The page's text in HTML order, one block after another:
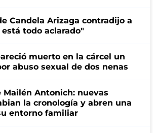
Candela Arizaga contradijo a
está todo aclarado"
muerto en la cárcel un
abuso sexual de dos nenas
Mailén Antonich: nuevas
la cronología y abren una
entorno familiar